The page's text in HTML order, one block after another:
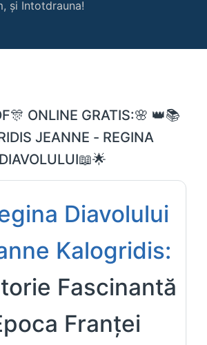
și Intotdrauna!
ONLINE GRATIS:🌸 👑📚
JEANNE - REGINA
DIAVOLULUI📖🌟
Diavolului
Kalogridis:
Fascinantă
Franței